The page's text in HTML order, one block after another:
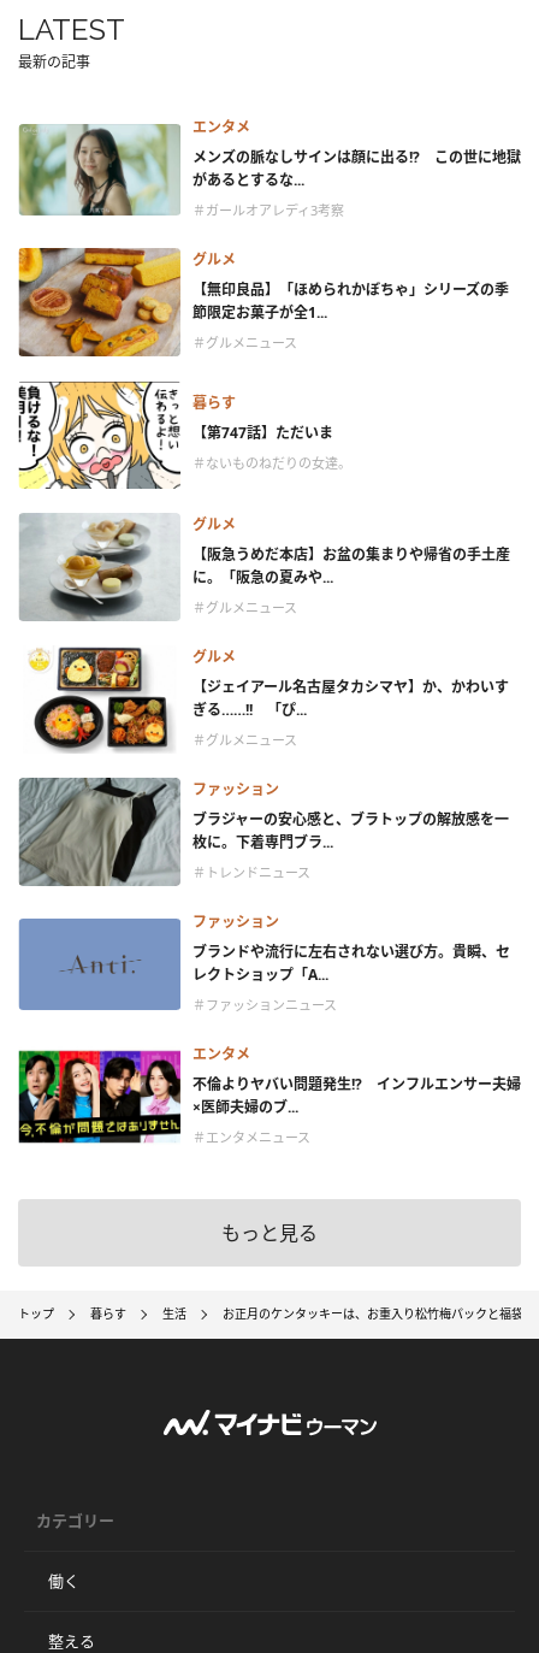
LATEST
最新の記事
エンタメ
メンズの脈なしサインは顔に出る!? この世に地獄
があるとするな...
＃ガールオアレディ3考察
グルメ
【無印良品】「ほめられかぼちゃ」シリーズの季
節限定お菓子が全1...
＃グルメニュース
暮らす
【第747話】ただいま
＃ないものねだりの女達。
グルメ
【阪急うめだ本店】お盆の集まりや帰省の手土産
に。「阪急の夏みや...
＃グルメニュース
グルメ
【ジェイアール名古屋タカシマヤ】か、かわいす
ぎる……!! 「ぴ...
＃グルメニュース
ファッション
ブラジャーの安心感と、ブラトップの解放感を一
枚に。下着専門ブラ...
＃トレンドニュース
ファッション
ブランドや流行に左右されない選び方。貴瞬、セ
レクトショップ「A...
＃ファッションニュース
エンタメ
不倫よりヤバい問題発生!? インフルエンサー夫婦
×医師夫婦のブ...
＃エンタメニュース
もっと見る
トップ 暮らす 生活 お正月のケンタッキーは、お重入り松竹梅パックと福袋
カテゴリー
働く
整える